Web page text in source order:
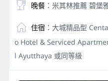
晚餐：米其林推薦 碧堡
住宿 ：大城精品型
o Hotel & Serviced
l Ayutthaya 或同等級